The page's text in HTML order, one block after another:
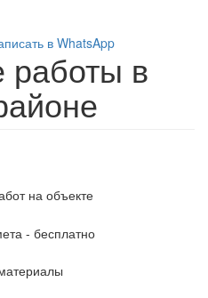
в WhatsApp
работы в
на объекте
- бесплатно